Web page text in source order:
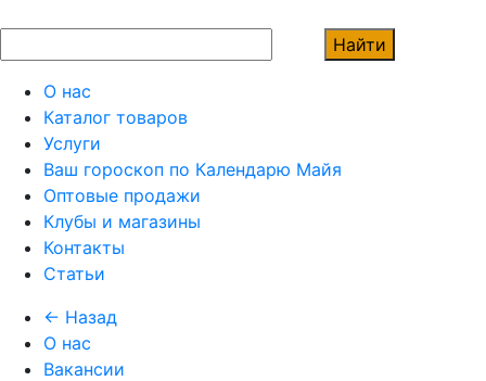
Найти
О нас
Каталог товаров
Услуги
Ваш гороскоп по Календарю Майя
Оптовые продажи
Клубы и магазины
Контакты
Статьи
← Назад
О нас
Вакансии